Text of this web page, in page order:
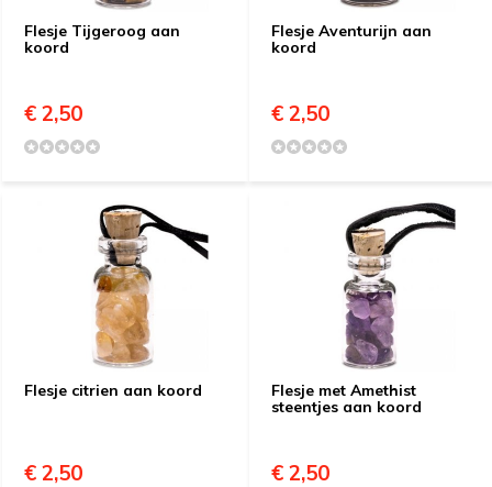
Flesje Tijgeroog aan
koord
€ 2,50
Flesje Aventurijn aan
koord
€ 2,50
Flesje citrien aan koord
€ 2,50
Flesje met Amethist
steentjes aan koord
€ 2,50